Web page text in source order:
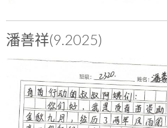
潘善祥(9.2025)